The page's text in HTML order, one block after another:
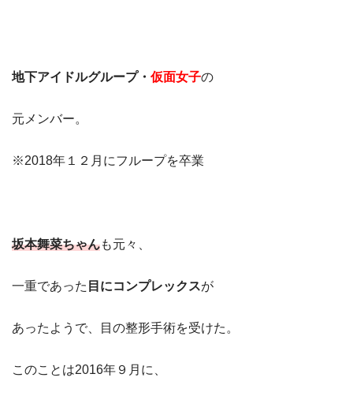
地下アイドルグループ・ 仮面女子の
元メンバー。
※2018年１２月にフループを卒業
坂本舞菜ちゃんも元々、
一重であった 目にコンプレックスが
あったようで、目の整形手術を受けた。
このことは2016年９月に、